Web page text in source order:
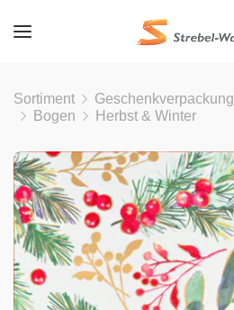
Sortiment Geschenkverpackung
Bogen
Herbst & Winter